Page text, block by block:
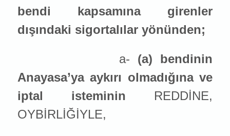
bendi kapsamına girenler
dışındaki sigortalılar yönünden;
a- (a) bendinin
Anayasa’ya aykırı olmadığına ve
iptal isteminin REDDİNE,
OYBİRLİĞİYLE,